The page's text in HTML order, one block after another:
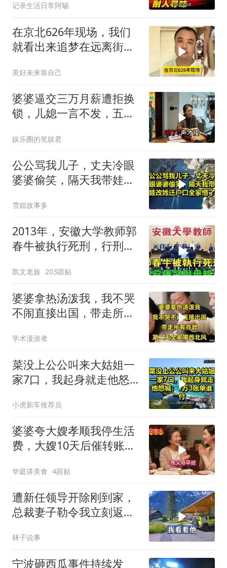
记录生活日常阿蜴
在京北626年现场，我们
就看出来追梦在远离街溜
美好未来靠自己
婆婆逼交三万月薪遭拒换
锁，儿媳一言不发，五天
娱乐圈的笔娱君
公公骂我儿子，丈夫冷眼
婆婆偷笑，隔天我带娃改
雪姐故事多
2013年，安徽大学教师郭
春牛被执行死刑，行刑前
凯文老族 203跟贴
婆婆拿热汤泼我，我不哭
不闹直接出国，带走所有
学术漫游者
菜没上公公叫来大姑姐一
家7口，我起身就走他怒
小虎新车推荐员
婆婆夸大嫂孝顺我停生活
费，大嫂10天后催转账，
华庭讲美食 4跟贴
遭新任领导开除刚到家，
总裁妻子勒令我立刻返
林子说事
宁波砸西瓜事件持续发